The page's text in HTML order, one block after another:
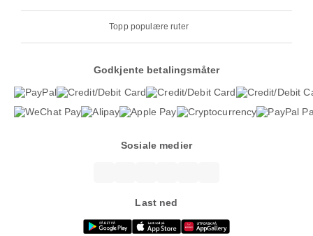
Topp populære ruter
Godkjente betalingsmåter
Sosiale medier
Last ned